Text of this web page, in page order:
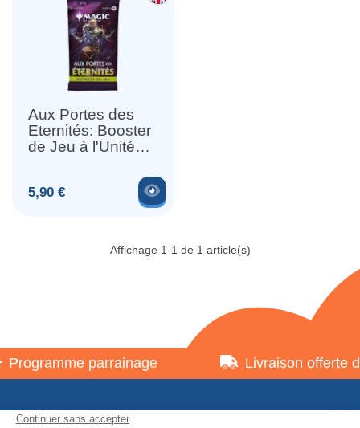
Aux Portes des
Eternités: Booster
de Jeu à l'Unité
Prix
5,90 € Voir le produit
Affichage 1-1 de 1 article(s)
Programme parrainage Livraison offerte